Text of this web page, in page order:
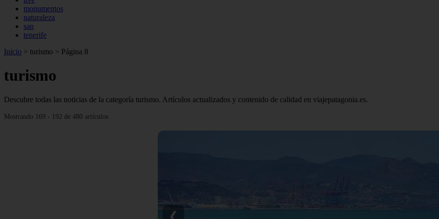
monumentos
naturaleza
san
tenerife
Inicio > turismo > Página 8
turismo
Descubre todas las noticias de la categoría turismo. Artículos actualizados y contenido de calidad en viajepatagonia.es.
Mostrando 169 - 192 de 480 artículos
❮